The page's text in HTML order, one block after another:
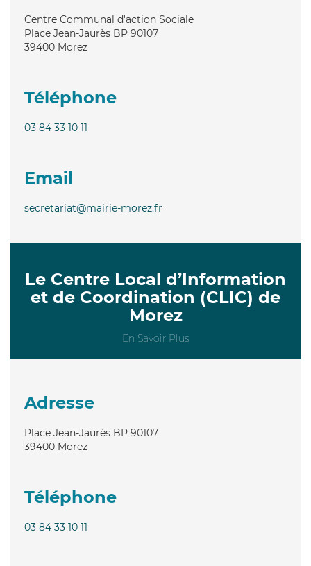
Centre Communal d'action Sociale
Place Jean-Jaurès BP 90107
39400 Morez
Téléphone
03 84 33 10 11
Email
secretariat@mairie-morez.fr
Le Centre Local d’Information
et de Coordination (CLIC) de
Morez
En Savoir Plus
Adresse
Place Jean-Jaurès BP 90107
39400 Morez
Téléphone
03 84 33 10 11